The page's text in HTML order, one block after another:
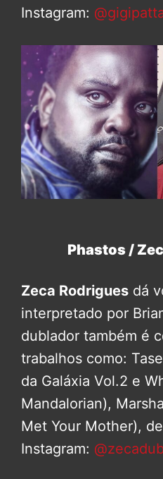
Instagram:
Phastos /
Zeca Rodrigues dá
interpretado por
dublador também é
trabalhos como:
da Galáxia Vol.2 e
Mandalorian),
Met Your Mother),
Instagram: